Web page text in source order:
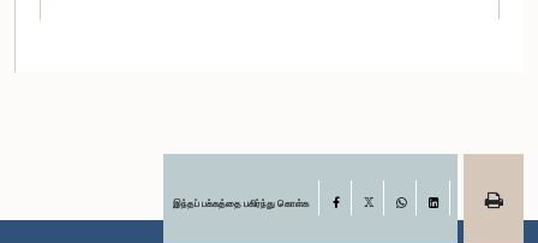
இந்தப் பக்கத்தை பகிர்ந்து கொள்க Facebook
LinkedIn